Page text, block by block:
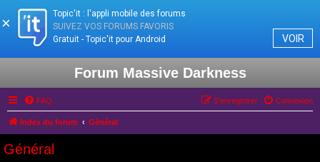
Forum Massive Darkness
FAQ Connexion
S’enregistrer
Index du forum Général
Général
×
Topic'it : l'appli mobile des forums
SUIVEZ VOS FORUMS FAVORIS
Gratuit - Topic'it pour Android
VOIR